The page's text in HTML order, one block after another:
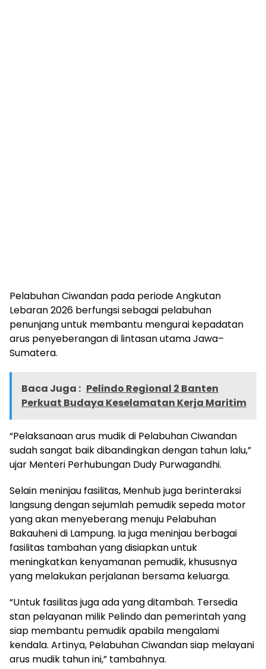
Pelabuhan Ciwandan pada periode Angkutan
Lebaran 2026 berfungsi sebagai pelabuhan
penunjang untuk membantu mengurai kepadatan
arus penyeberangan di lintasan utama Jawa–
Sumatera.
Baca Juga : Pelindo Regional 2 Banten
Perkuat Budaya Keselamatan Kerja Maritim
“Pelaksanaan arus mudik di Pelabuhan Ciwandan
sudah sangat baik dibandingkan dengan tahun lalu,”
ujar Menteri Perhubungan Dudy Purwagandhi.
Selain meninjau fasilitas, Menhub juga berinteraksi
langsung dengan sejumlah pemudik sepeda motor
yang akan menyeberang menuju Pelabuhan
Bakauheni di Lampung. Ia juga meninjau berbagai
fasilitas tambahan yang disiapkan untuk
meningkatkan kenyamanan pemudik, khususnya
yang melakukan perjalanan bersama keluarga.
“Untuk fasilitas juga ada yang ditambah. Tersedia
stan pelayanan milik Pelindo dan pemerintah yang
siap membantu pemudik apabila mengalami
kendala. Artinya, Pelabuhan Ciwandan siap melayani
arus mudik tahun ini,” tambahnya.